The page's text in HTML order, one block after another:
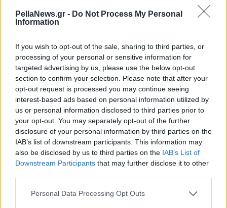
PellaNews.gr - Do Not Process My Personal
Information
If you wish to opt-out of the sale, sharing to third parties, or
processing of your personal or sensitive information for
targeted advertising by us, please use the below opt-out
section to confirm your selection. Please note that after your
opt-out request is processed you may continue seeing
interest-based ads based on personal information utilized by
us or personal information disclosed to third parties prior to
your opt-out. You may separately opt-out of the further
disclosure of your personal information by third parties on the
IAB’s list of downstream participants. This information may
also be disclosed by us to third parties on the IAB’s List of
Downstream Participants that may further disclose it to other
Personal Data Processing Opt Outs
Υπάρχει, κατά τη γνώμη σας, μια
διεθνή σκηνή και πώς επηρεάζει αυτή
την περίπτωση;
Πράγματι στη διεθνή σκηνή επικρατεί μια άτυπη
«ιεράρχηση» των εγκλημάτων κατά της
ανθρωπότητας, η οποία δεν βασίζεται στον
αριθμό των θυμάτων ή στην τραγωδία, αλλά στον
κυνισμό, στον ψυχρό ρεαλισμό, στην πολιτική και
οικονομική ισχύ που εξοντώνει τη μνήμη.